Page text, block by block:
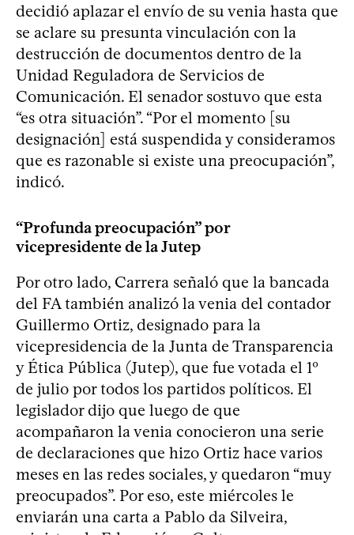
decidió aplazar el envío de su venia hasta que
se aclare su presunta vinculación con la
destrucción de documentos dentro de la
Unidad Reguladora de Servicios de
Comunicación. El senador sostuvo que esta
“es otra situación”. “Por el momento [su
designación] está suspendida y consideramos
que es razonable si existe una preocupación”,
indicó.
“Profunda preocupación” por
vicepresidente de la Jutep
Por otro lado, Carrera señaló que la bancada
del FA también analizó la venia del contador
Guillermo Ortiz, designado para la
vicepresidencia de la Junta de Transparencia
y Ética Pública (Jutep), que fue votada el 1º
de julio por todos los partidos políticos. El
legislador dijo que luego de que
acompañaron la venia conocieron una serie
de declaraciones que hizo Ortiz hace varios
meses en las redes sociales, y quedaron “muy
preocupados”. Por eso, este miércoles le
enviarán una carta a Pablo da Silveira,